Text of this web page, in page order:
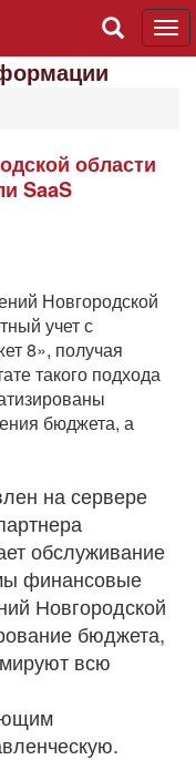
области
SaaS
Новгородской
учет с
8», получая
такого подхода
бюджета, а
на сервере
обслуживание
финансовые
Новгородской
бюджета,
всю